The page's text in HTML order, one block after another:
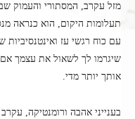
מזל עקרב, המסתורי והעמוק
תעלומות היקום, הוא כנראה
עם כוח רגשי עז
שיגרמו לך לשאול את עצמך
אותך יותר מדי.
בענייני אהבה ורומנטיקה,